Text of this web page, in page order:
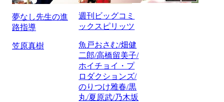
夢なし先生の進
路指導
笠原真樹
週刊ビッグコミ
ックスピリッツ
魚戸おさむ/畑健
二郎/高橋留美子/
ホイチョイ・プ
ロダクションズ/
のりつけ雅春/黒
丸/夏原武/乃木坂